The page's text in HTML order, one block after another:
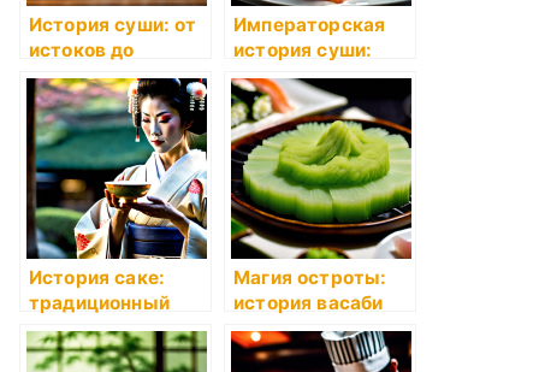
История суши: от
истоков до
современности
Императорская
история суши:
роскошь на
тарелке
История саке:
традиционный
японский напиток
Магия остроты:
история васаби